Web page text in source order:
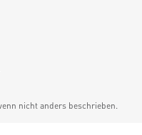
nicht anders beschrieben.